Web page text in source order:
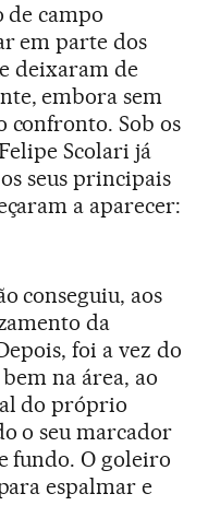
de campo
em parte dos
deixaram de
embora sem
confronto. Sob os
Scolari já
seus principais
a aparecer:
conseguiu, aos
da
foi a vez do
na área, ao
do próprio
o seu marcador
fundo. O goleiro
espalmar e